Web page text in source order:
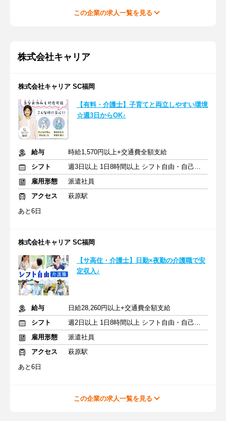
この企業の求人一覧を見る
株式会社キャリア
株式会社キャリア SC福岡
【有料・介護士】子育てと両立しやすい環境
☆週3日からOK♪
給与
時給1,570円以上+交通費全額支給
シフト
週3日以上 1日8時間以上 シフト自由・自己申告
雇用形態
派遣社員
アクセス
萩原駅
あと6日
株式会社キャリア SC福岡
【サ高住・介護士】日勤×夜勤の介護職で安
定収入♪
給与
日給28,260円以上+交通費全額支給
シフト
週2日以上 1日8時間以上 シフト自由・自己申告
雇用形態
派遣社員
アクセス
萩原駅
あと6日
この企業の求人一覧を見る